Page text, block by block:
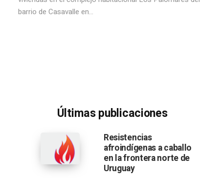
barrio de Casavalle en...
Últimas publicaciones
Resistencias
afroindígenas a caballo
en la frontera norte de
Uruguay